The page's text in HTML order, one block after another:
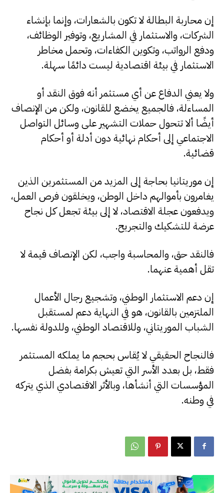
إن محاربة البطالة لا تكون بالشعارات، وإنما بإنشاء
الشركات، والاستثمار في المشاريع، وتوفير الوظائف،
ودفع الرواتب، وتكوين الكفاءات، وتحمل مخاطر
الاستثمار في بيئة اقتصادية ليست دائمًا سهلة.
ولا يعني الدفاع عن أي مستثمر أنه فوق النقد أو
المساءلة، فالجميع يخضع للقانون، ولكن من الإنصاف
أيضًا ألا تتحول حملات التشهير على وسائل التواصل
الاجتماعي إلى أحكام نهائية دون أدلة أو أحكام
قضائية.
إن موريتانيا بحاجة إلى المزيد من المستثمرين الذين
يغامرون بأموالهم داخل الوطن، ويخلقون فرص العمل،
ويدفعون عجلة الاقتصاد، لا إلى بيئة تجعل كل نجاح
عرضة للتشكيك والتجريح.
فالنقد حق، والمحاسبة واجب، لكن الإنصاف قيمة لا
تقل أهمية عنهما.
إن دعم الاستثمار الوطني، وتشجيع رجال الأعمال
الملتزمين بالقانون، هو في النهاية دعم لمستقبل
الشباب الموريتاني، وللاقتصاد الوطني، وللدولة نفسها.
فالنجاح الحقيقي لا يُقاس بحجم ما يملكه المستثمر
فقط، بل بعدد الأسر التي تعيش بكرامة بفضل
المؤسسات التي أنشأها، وبالأثر الاقتصادي الذي يتركه
في وطنه.